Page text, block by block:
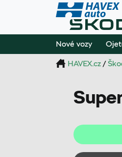
Nové vozy
HAVEX.cz /